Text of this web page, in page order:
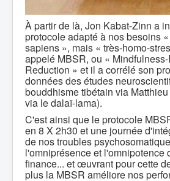
À partir de là, Jon Kabat-Zinn a
protocole adapté à nos besoins
sapiens », mais « très-homo-
appelé MBSR, ou «
Reduction » et il a corrélé son
données des études
bouddhisme tibétain via
via le dalaï-lama).
C'est ainsi que le protocole
en 8 X 2h30 et une journée
de nos troubles
l'omniprésence et l'omnipotence
finance... et œuvrant pour cette
plus la MBSR améliore nos